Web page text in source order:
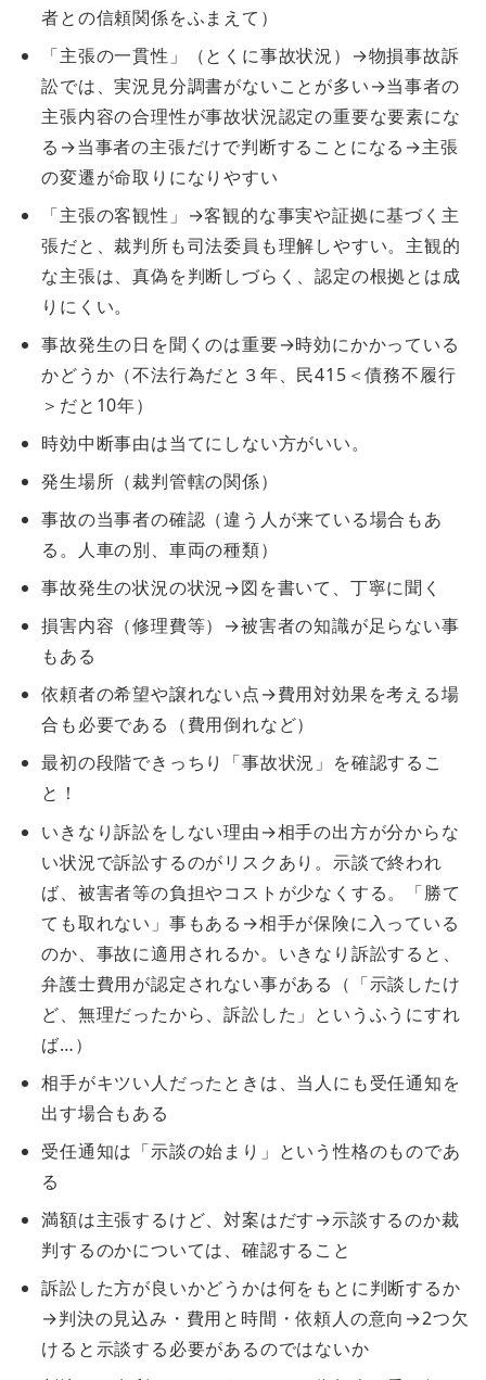
者との信頼関係をふまえて）
「主張の一貫性」（とくに事故状況）→物損事故訴
訟では、実況見分調書がないことが多い→当事者の
主張内容の合理性が事故状況認定の重要な要素にな
る→当事者の主張だけで判断することになる→主張
の変遷が命取りになりやすい
「主張の客観性」→客観的な事実や証拠に基づく主
張だと、裁判所も司法委員も理解しやすい。主観的
な主張は、真偽を判断しづらく、認定の根拠とは成
りにくい。
事故発生の日を聞くのは重要→時効にかかっている
かどうか（不法行為だと３年、民415＜債務不履行
＞だと10年）
時効中断事由は当てにしない方がいい。
発生場所（裁判管轄の関係）
事故の当事者の確認（違う人が来ている場合もあ
る。人車の別、車両の種類）
事故発生の状況の状況→図を書いて、丁寧に聞く
損害内容（修理費等）→被害者の知識が足らない事
もある
依頼者の希望や譲れない点→費用対効果を考える場
合も必要である（費用倒れなど）
最初の段階できっちり「事故状況」を確認するこ
と！
いきなり訴訟をしない理由→相手の出方が分からな
い状況で訴訟するのがリスクあり。示談で終われ
ば、被害者等の負担やコストが少なくする。「勝て
ても取れない」事もある→相手が保険に入っている
のか、事故に適用されるか。いきなり訴訟すると、
弁護士費用が認定されない事がある（「示談したけ
ど、無理だったから、訴訟した」というふうにすれ
ば…）
相手がキツい人だったときは、当人にも受任通知を
出す場合もある
受任通知は「示談の始まり」という性格のものであ
る
満額は主張するけど、対案はだす→示談するのか裁
判するのかについては、確認すること
訴訟した方が良いかどうかは何をもとに判断するか
→判決の見込み・費用と時間・依頼人の意向→2つ欠
けると示談する必要があるのではないか